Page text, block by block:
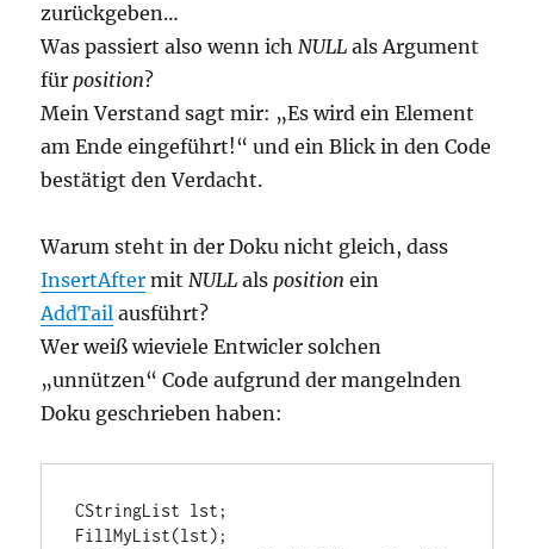
zurückgeben…
Was passiert also wenn ichNULL als Argument
fürposition?
Mein Verstand sagt mir: „Es wird ein Element
am Ende eingeführt!“ und ein Blick in den Code
bestätigt den Verdacht.
Warum steht in der Doku nicht gleich, dass
InsertAfter mitNULL alsposition ein
AddTail ausführt?
Wer weiß wieviele Entwicler solchen
„unnützen“ Code aufgrund der mangelnden
Doku geschrieben haben:
CStringList lst;
FillMyList(lst);